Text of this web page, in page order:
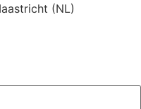
(NL)